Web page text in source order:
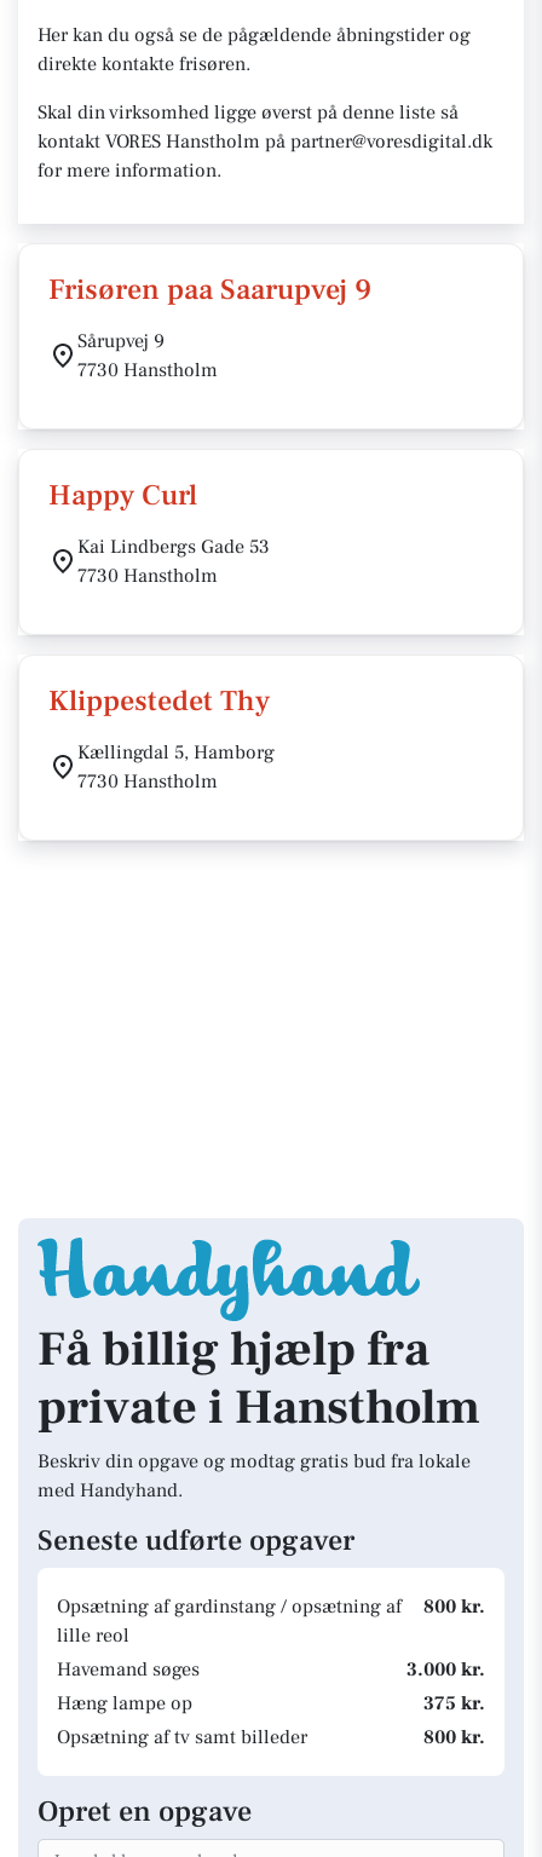
Her kan du også se de pågældende åbningstider og
direkte kontakte frisøren.
Skal din virksomhed ligge øverst på denne liste så
kontakt VORES Hanstholm på partner@voresdigital.dk
for mere information.
Frisøren paa Saarupvej 9
Sårupvej 9
7730 Hanstholm
Happy Curl
Kai Lindbergs Gade 53
7730 Hanstholm
Klippestedet Thy
Kællingdal 5, Hamborg
7730 Hanstholm
Få billig hjælp fra
private i Hanstholm
Beskriv din opgave og modtag gratis bud fra lokale
med Handyhand.
Seneste udførte opgaver
Opsætning af gardinstang / opsætning af
lille reol
800 kr.
Havemand søges
3.000 kr.
Hæng lampe op
375 kr.
Opsætning af tv samt billeder
800 kr.
Opret en opgave